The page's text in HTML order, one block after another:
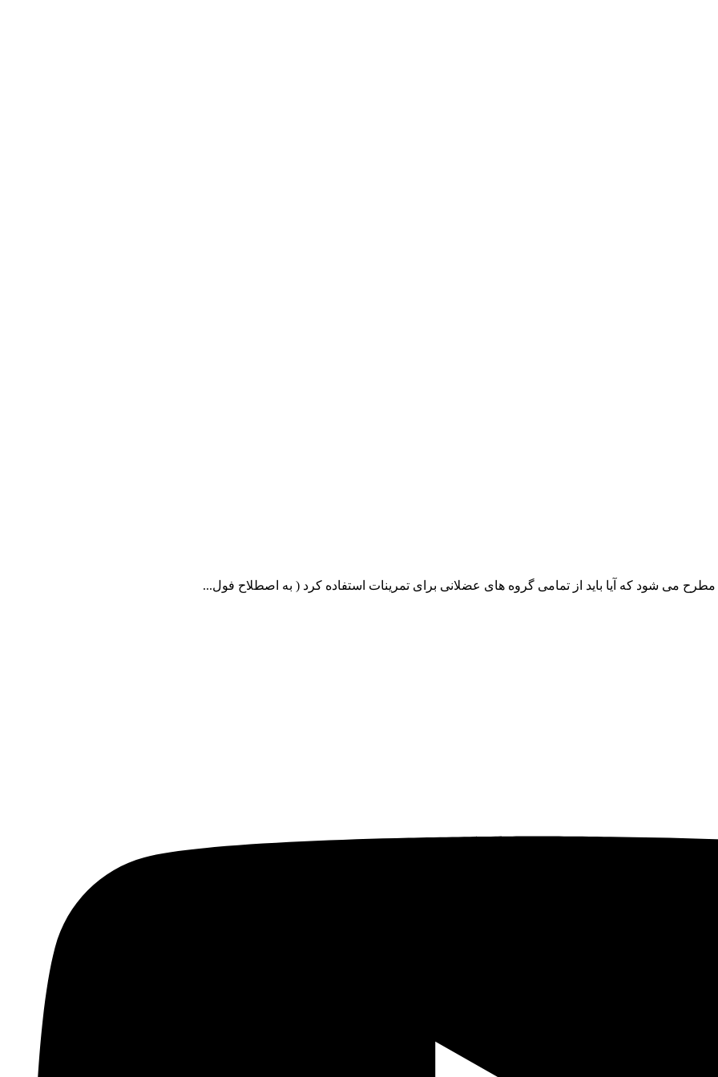
می شود که آیا باید از تمامی گروه های عضلانی برای تمرینات استفاده کرد ( به اصطلاح فول...